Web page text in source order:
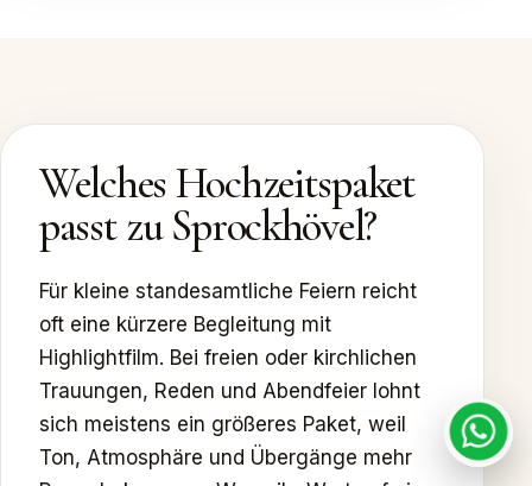
Welches Hochzeitspaket
passt zu Sprockhövel?
Für kleine standesamtliche Feiern reicht
oft eine kürzere Begleitung mit
Highlightfilm. Bei freien oder kirchlichen
Trauungen, Reden und Abendfeier lohnt
sich meistens ein größeres Paket, weil
Ton, Atmosphäre und Übergänge mehr